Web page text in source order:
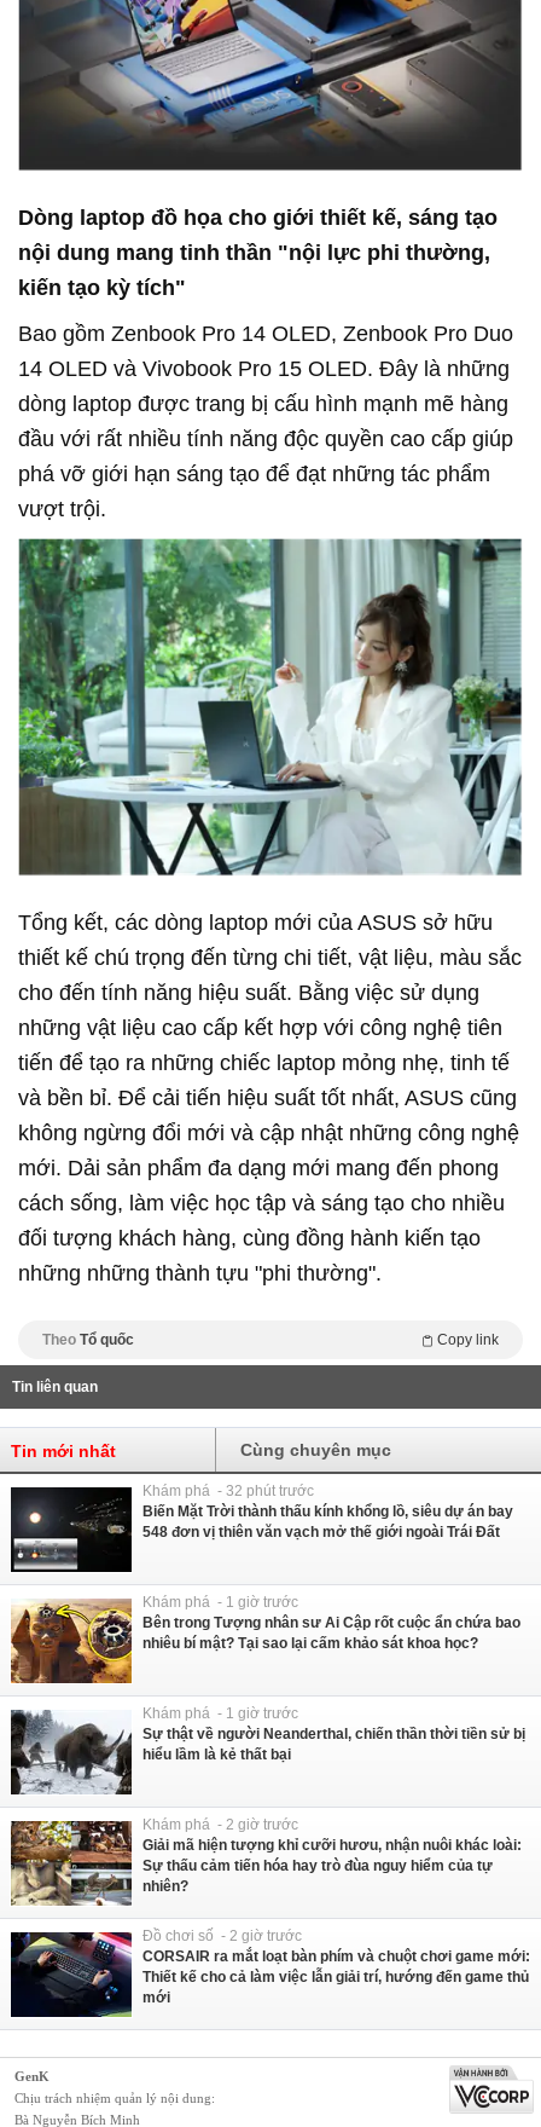
Dòng laptop đồ họa cho giới thiết kế, sáng tạo
nội dung mang tinh thần "nội lực phi thường,
kiến tạo kỳ tích"
Bao gồm Zenbook Pro 14 OLED, Zenbook Pro Duo
14 OLED và Vivobook Pro 15 OLED. Đây là những
dòng laptop được trang bị cấu hình mạnh mẽ hàng
đầu với rất nhiều tính năng độc quyền cao cấp giúp
phá vỡ giới hạn sáng tạo để đạt những tác phẩm
vượt trội.
Tổng kết, các dòng laptop mới của ASUS sở hữu
thiết kế chú trọng đến từng chi tiết, vật liệu, màu sắc
cho đến tính năng hiệu suất. Bằng việc sử dụng
những vật liệu cao cấp kết hợp với công nghệ tiên
tiến để tạo ra những chiếc laptop mỏng nhẹ, tinh tế
và bền bỉ. Để cải tiến hiệu suất tốt nhất, ASUS cũng
không ngừng đổi mới và cập nhật những công nghệ
mới. Dải sản phẩm đa dạng mới mang đến phong
cách sống, làm việc học tập và sáng tạo cho nhiều
đối tượng khách hàng, cùng đồng hành kiến tạo
những những thành tựu "phi thường".
Theo Tổ quốc Copy link
Tin liên quan
Tin mới nhất Cùng chuyên mục
Khám phá - 32 phút trước
Biến Mặt Trời thành thấu kính khổng lồ, siêu dự án bay
548 đơn vị thiên văn vạch mở thế giới ngoài Trái Đất
Khám phá - 1 giờ trước
Bên trong Tượng nhân sư Ai Cập rốt cuộc ẩn chứa bao
nhiêu bí mật? Tại sao lại cấm khảo sát khoa học?
Khám phá - 1 giờ trước
Sự thật về người Neanderthal, chiến thần thời tiền sử bị
hiểu lầm là kẻ thất bại
Khám phá - 2 giờ trước
Giải mã hiện tượng khỉ cưỡi hươu, nhận nuôi khác loài:
Sự thấu cảm tiến hóa hay trò đùa nguy hiểm của tự
nhiên?
Đồ chơi số - 2 giờ trước
CORSAIR ra mắt loạt bàn phím và chuột chơi game mới:
Thiết kế cho cả làm việc lẫn giải trí, hướng đến game thủ
mới
GenK
Chịu trách nhiệm quản lý nội dung:
Bà Nguyễn Bích Minh